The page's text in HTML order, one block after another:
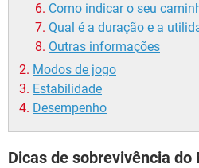
Como indicar o seu
Qual é a duração e a
Outras informações
Modos de jogo
Estabilidade
Desempenho
Dicas de sobrevivência